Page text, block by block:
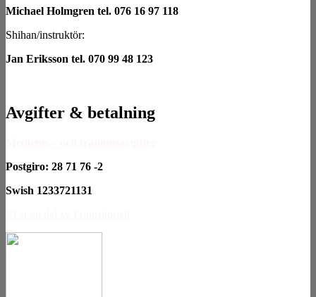
Michael Holmgren tel. 076 16 97 118
Shihan/instruktör:
Jan Eriksson tel. 070 99 48 123
Avgifter & betalning
Postgiro: 28 71 76 -2
Swish 1233721131